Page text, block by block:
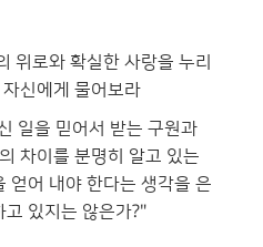
위로와 확실한 사랑을 누리
신에게 물어보라
일을 믿어서 받는 구원과
차이를 분명히 알고 있는
얻어 내야 한다는 생각을 은
고 있지는 않은가?"